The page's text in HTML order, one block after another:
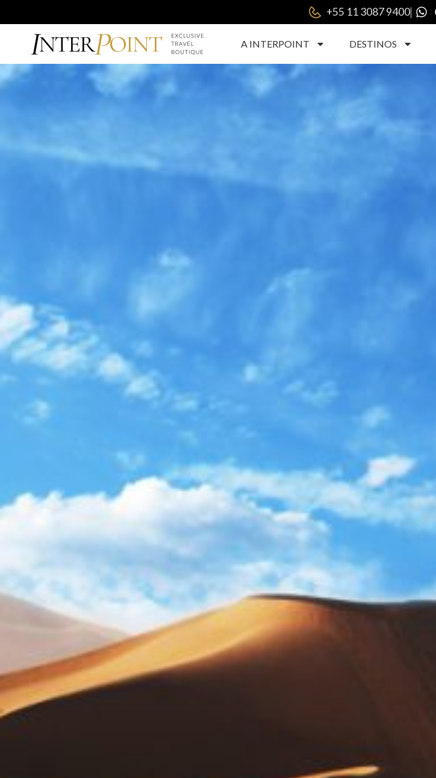
+55 11 3087 9400|
A INTERPOINT DESTINOS